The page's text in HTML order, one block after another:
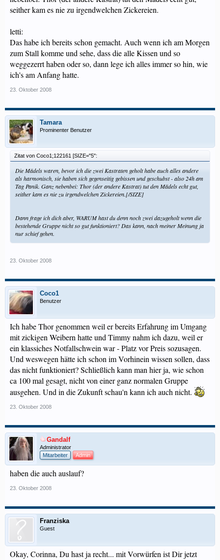
seither kam es nie zu irgendwelchen Zickereien.
letti:
Das habe ich bereits schon gemacht. Auch wenn ich am Morgen
zum Stall komme und sehe, dass die alle Kissen und so
weggezerrt haben oder so, dann lege ich alles immer so hin, wie
ich's am Anfang hatte.
23. Oktober 2008
Tamara
Prominenter Benutzer
Zitat von Coco1;122161 [SIZE="5":
Die Mädels waren, bevor ich die zwei Kastraten geholt habe auch alles andere
als harmonisch, sie haben sich gegenseitig gebissen und geschubst - also 24h am
Tag Panik. Ganz nebenbei: Thor (der andere Kastrat) tut den Mädels echt gut,
seither kam es nie zu irgendwelchen Zickereien.[/SIZE]
Dann frage ich dich aber, WARUM hast du denn noch zwei dazugeholt wenn die
bestehende Gruppe nicht so gut funktioniert? Das kann, nach meiner Meinung ja
nur schief gehen.
23. Oktober 2008
Coco1
Benutzer
Ich habe Thor genommen weil er bereits Erfahrung im Umgang
mit zickigen Weibern hatte und Timmy nahm ich dazu, weil er
ein klassiches Notfallschwein war - Platz vor Preis sozusagen.
Und weswegen hätte ich schon im Vorhinein wissen sollen, dass
das nicht funktioniert? Schließlich kann man hier ja, wie schon
ca 100 mal gesagt, nicht von einer ganz normalen Gruppe
ausgehen. Und in die Zukunft schau'n kann ich auch nicht.
23. Oktober 2008
Gandalf
Administrator
Mitarbeiter
Admin
haben die auch auslauf?
23. Oktober 2008
Franziska
Guest
Okay, Corinna, Du hast ja recht... mit Vorwürfen ist Dir jetzt